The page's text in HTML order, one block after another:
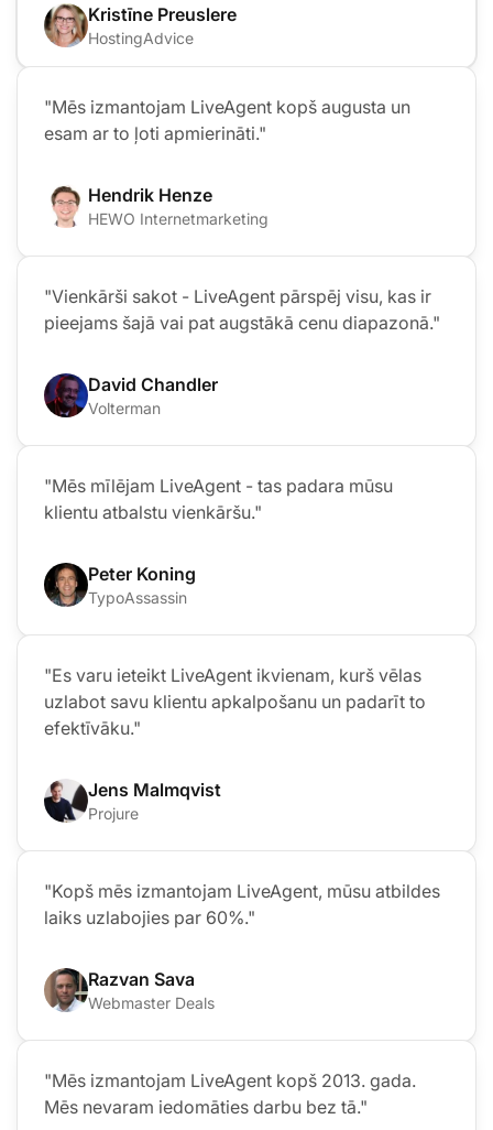
Kristīne Preuslere
HostingAdvice
"Mēs izmantojam LiveAgent kopš augusta un
esam ar to ļoti apmierināti."
Hendrik Henze
HEWO Internetmarketing
"Vienkārši sakot - LiveAgent pārspēj visu, kas ir
pieejams šajā vai pat augstākā cenu diapazonā."
David Chandler
Volterman
"Mēs mīlējam LiveAgent - tas padara mūsu
klientu atbalstu vienkāršu."
Peter Koning
TypoAssassin
"Es varu ieteikt LiveAgent ikvienam, kurš vēlas
uzlabot savu klientu apkalpošanu un padarīt to
efektīvāku."
Jens Malmqvist
Projure
"Kopš mēs izmantojam LiveAgent, mūsu atbildes
laiks uzlabojies par 60%."
Razvan Sava
Webmaster Deals
"Mēs izmantojam LiveAgent kopš 2013. gada.
Mēs nevaram iedomāties darbu bez tā."